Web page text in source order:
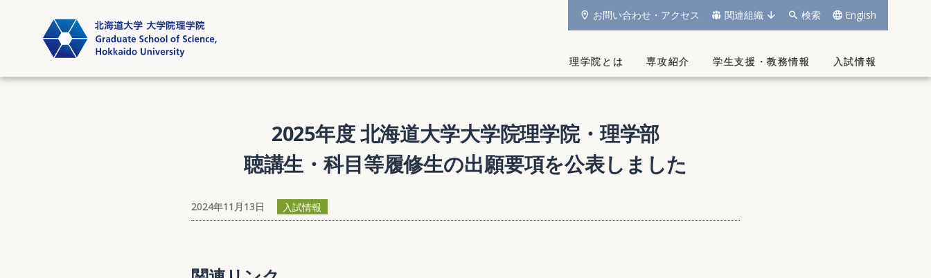
お問い合わせ・アクセス 関連組織 検索 English
理学院とは 専攻紹介 学生支援 ・教務情報 入試情報
2025年度北海道大学大学院理学院・理学部
聴講生 ・科目等履修生の出願要項を公表しました
2024年11月13日 入試情報